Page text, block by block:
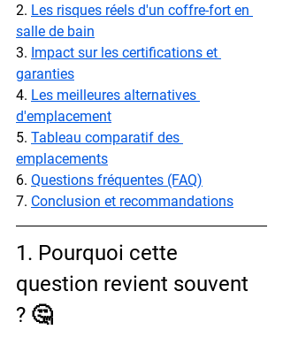
2. Les risques réels d'un coffre-fort en
salle de bain
3. Impact sur les certifications et
garanties
4. Les meilleures alternatives
d'emplacement
5. Tableau comparatif des
emplacements
6. Questions fréquentes (FAQ)
7. Conclusion et recommandations
1. Pourquoi cette
question revient souvent
? 🤔